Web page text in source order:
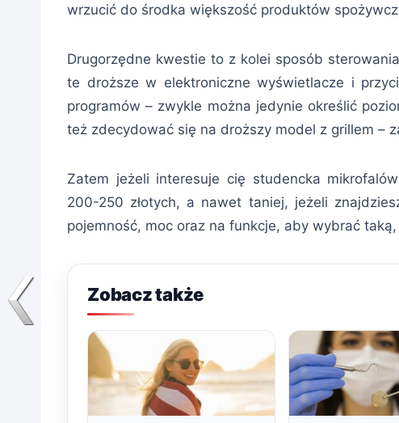
wrzucić do środka większość produktów
Drugorzędne kwestie to z kolei sposób
te droższe w elektroniczne wyświetlacze i
programów – zwykle można jedynie określić
też zdecydować się na droższy model z grillem –
Zatem jeżeli interesuje cię studencka
200-250 złotych, a nawet taniej, jeżeli
pojemność, moc oraz na funkcje, aby wybrać
Zobacz także